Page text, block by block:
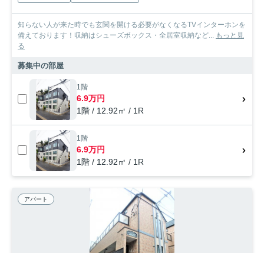
知らない人が来た時でも玄関を開ける必要がなくなるTVインターホンを
備えております！収納はシューズボックス・全居室収納など... もっと見
る
募集中の部屋
1階
6.9万円
1階 / 12.92㎡ / 1R
1階
6.9万円
1階 / 12.92㎡ / 1R
アパート